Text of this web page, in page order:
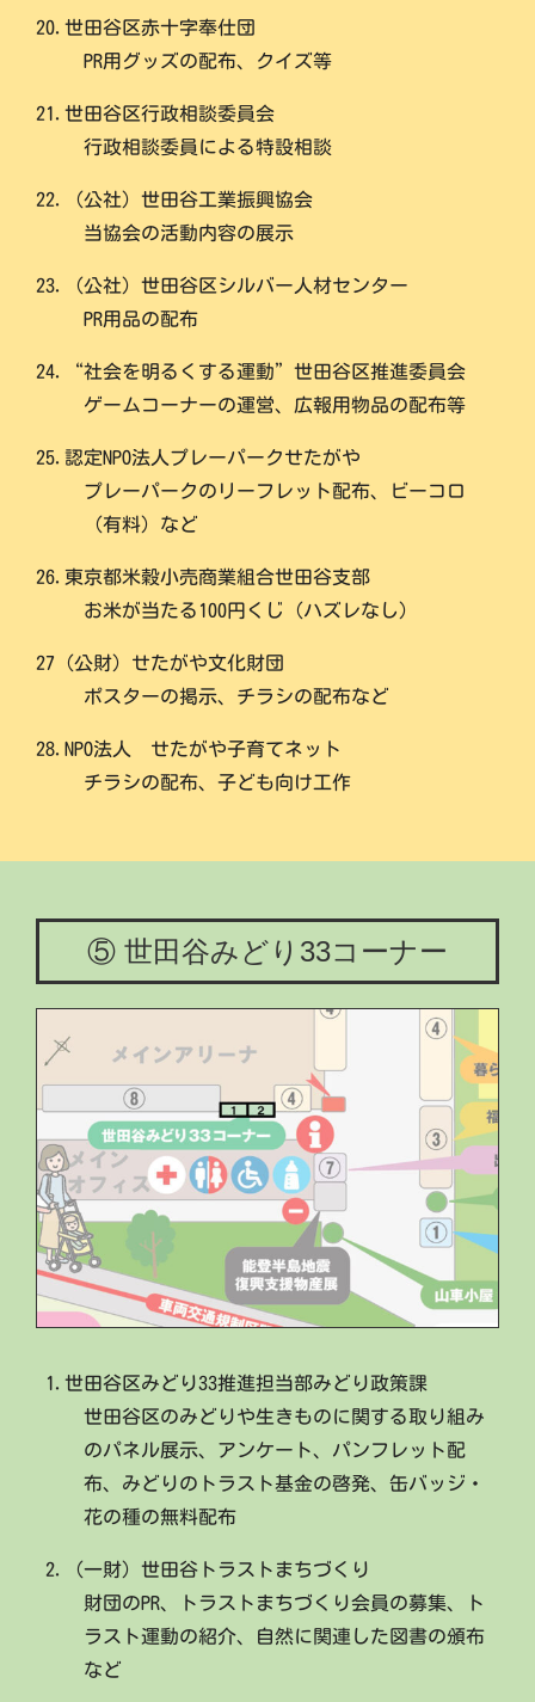
20.世田谷区赤十字奉仕団
PR用グッズの配布、クイズ等
21.世田谷区行政相談委員会
行政相談委員による特設相談
22.（公社）世田谷工業振興協会
当協会の活動内容の展示
23.（公社）世田谷区シルバー人材センター
PR用品の配布
24.“社会を明るくする運動”世田谷区推進委員会
ゲームコーナーの運営、広報用物品の配布等
25.認定NPO法人プレーパークせたがや
プレーパークのリーフレット配布、ビーコロ
（有料）など
26.東京都米穀小売商業組合世田谷支部
お米が当たる100円くじ（ハズレなし）
27（公財）せたがや文化財団
ポスターの掲示、チラシの配布など
28.NPO法人 せたがや子育てネット
チラシの配布、子ども向け工作
⑤ 世田谷みどり33コーナー
1.世田谷区みどり33推進担当部みどり政策課
世田谷区のみどりや生きものに関する取り組み
のパネル展示、アンケート、パンフレット配
布、みどりのトラスト基金の啓発、缶バッジ・
花の種の無料配布
2.（一財）世田谷トラストまちづくり
財団のPR、トラストまちづくり会員の募集、ト
ラスト運動の紹介、自然に関連した図書の頒布
など